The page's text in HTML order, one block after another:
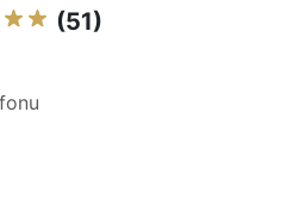
(51)